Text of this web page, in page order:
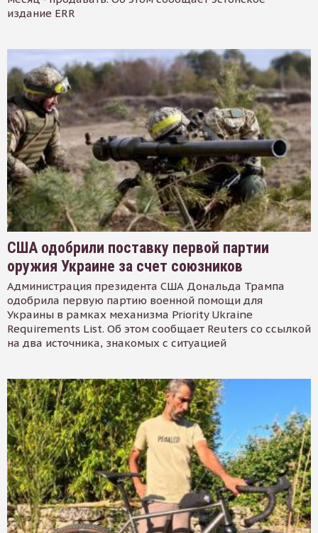
издание ERR
США одобрили поставку первой партии
оружия Украине за счет союзников
Администрация президента США Дональда Трампа
одобрила первую партию военной помощи для
Украины в рамках механизма Priority Ukraine
Requirements List. Об этом сообщает Reuters со ссылкой
на два источника, знакомых с ситуацией